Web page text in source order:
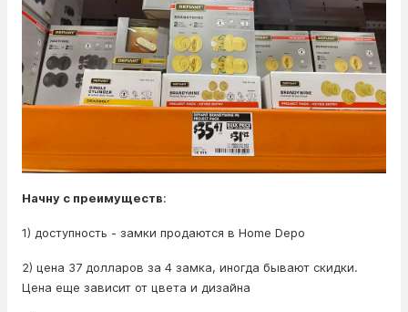
Начну с преимуществ:
1) доступность - замки продаются в Home Depo
2) цена 37 долларов за 4 замка, иногда бывают скидки.
Цена еще зависит от цвета и дизайна